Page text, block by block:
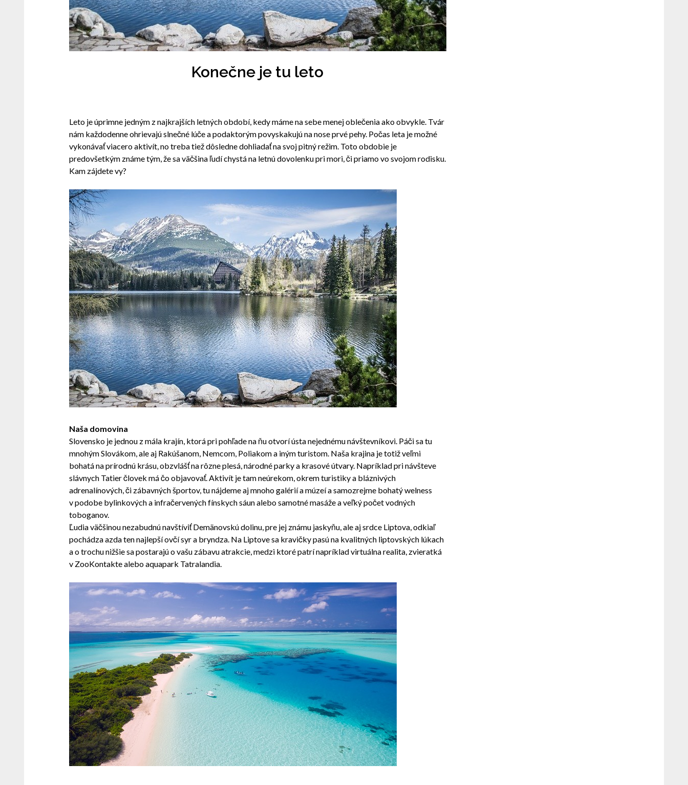
Konečne je tu leto
Leto je úprimne jedným z najkrajších letných období, kedy máme na sebe menej oblečenia ako obvykle. Tvár
nám každodenne ohrievajú slnečné lúče a podaktorým povyskakujú na nose prvé pehy. Počas leta je možné
vykonávať viacero aktivít, no treba tiež dôsledne dohliadať na svoj pitný režim. Toto obdobie je
predovšetkým známe tým, že sa väčšina ľudí chystá na letnú dovolenku pri mori, či priamo vo svojom rodisku.
Kam zájdete vy?
Naša domovina
Slovensko je jednou z mála krajín, ktorá pri pohľade na ňu otvorí ústa nejednému návštevníkovi. Páči sa tu
mnohým Slovákom, ale aj Rakúšanom, Nemcom, Poliakom a iným turistom. Naša krajina je totiž veľmi
bohatá na prírodnú krásu, obzvlášť na rôzne plesá, národné parky a krasové útvary. Napríklad pri návšteve
slávnych Tatier človek má čo objavovať. Aktivít je tam neúrekom, okrem turistiky a bláznivých
adrenalínových, či zábavných športov, tu nájdeme aj mnoho galérií a múzeí a samozrejme bohatý welness
v podobe bylinkových a infračervených fínskych sáun alebo samotné masáže a veľký počet vodných
toboganov.
Ľudia väčšinou nezabudnú navštíviť Demänovskú dolinu, pre jej známu jaskyňu, ale aj srdce Liptova, odkiaľ
pochádza azda ten najlepší ovčí syr a bryndza. Na Liptove sa kravičky pasú na kvalitných liptovských lúkach
a o trochu nižšie sa postarajú o vašu zábavu atrakcie, medzi ktoré patrí napríklad virtuálna realita, zvieratká
v ZooKontakte alebo aquapark Tatralandia.